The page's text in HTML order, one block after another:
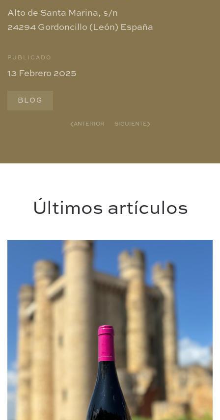
Alto de Santa Marina, s/n
24294 Gordoncillo (León) España
PUBLICADO
13 Febrero 2025
BLOG
ANTERIOR SIGUIENTE
Últimos artículos